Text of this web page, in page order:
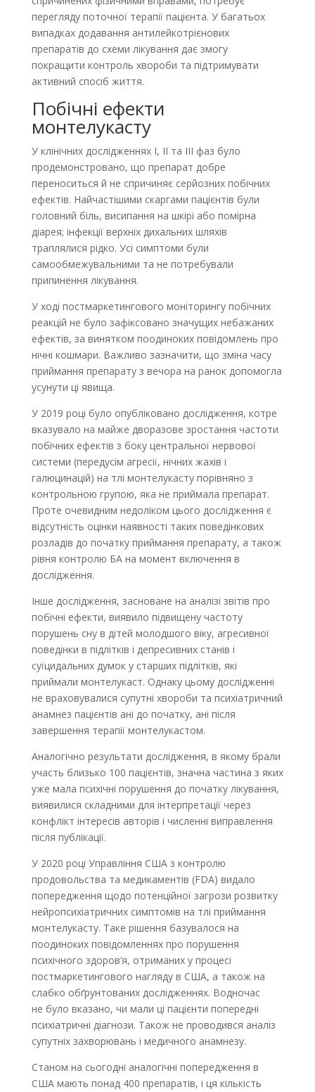
перегляду поточної терапії пацієнта. У багатьох
випадках додавання антилейкотрієнових
препаратів до схеми лікування дає змогу
покращити контроль хвороби та підтримувати
активний спосіб життя.
Побічні ефекти
монтелукасту
У клінічних дослідженнях I, II та III фаз було
продемонстровано, що препарат добре
переноситься й не спричиняє серйозних побічних
ефектів. Найчастішими скаргами пацієнтів були
головний біль, висипання на шкірі або помірна
діарея; інфекції верхніх дихальних шляхів
траплялися рідко. Усі симптоми були
самообмежувальними та не потребували
припинення лікування.
У ході постмаркетингового моніторингу побічних
реакцій не було зафіксовано значущих небажаних
ефектів, за винятком поодиноких повідомлень про
нічні кошмари. Важливо зазначити, що зміна часу
приймання препарату з вечора на ранок допомогла
усунути ці явища.
У 2019 році було опубліковано дослідження, котре
вказувало на майже дворазове зростання частоти
побічних ефектів з боку центральної нервової
системи (передусім агресії, нічних жахів і
галюцинацій) на тлі монтелукасту порівняно з
контрольною групою, яка не приймала препарат.
Проте очевидним недоліком цього дослідження є
відсутність оцінки наявності таких поведінкових
розладів до початку приймання препарату, а також
рівня контролю БА на момент включення в
дослідження.
Інше дослідження, засноване на аналізі звітів про
побічні ефекти, виявило підвищену частоту
порушень сну в дітей молодшого віку, агресивної
поведінки в підлітків і депресивних станів і
суїцидальних думок у старших підлітків, які
приймали монтелукаст. Однаку цьому дослідженні
не враховувалися супутні хвороби та психіатричний
анамнез пацієнтів ані до початку, ані після
завершення терапії монтелукастом.
Аналогічно результати дослідження, в якому брали
участь близько 100 пацієнтів, значна частина з яких
уже мала психічні порушення до початку лікування,
виявилися складними для інтерпретації через
конфлікт інтересів авторів і численні виправлення
після публікації.
У 2020 році Управління США з контролю
продовольства та медикаментів (FDA) видало
попередження щодо потенційної загрози розвитку
нейропсихіатричних симптомів на тлі приймання
монтелукасту. Таке рішення базувалося на
поодиноких повідомленнях про порушення
психічного здоров’я, отриманих у процесі
постмаркетингового нагляду в США, а також на
слабко обґрунтованих дослідженнях. Водночас
не було вказано, чи мали ці пацієнти попередні
психіатричні діагнози. Також не проводився аналіз
супутніх захворювань і медичного анамнезу.
Станом на сьогодні аналогічні попередження в
США мають понад 400 препаратів, і ця кількість